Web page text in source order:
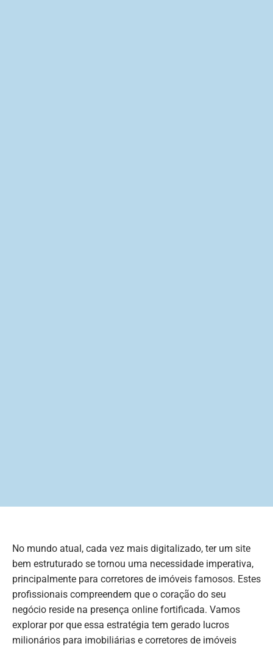
No mundo atual, cada vez mais digitalizado, ter um site
bem estruturado se tornou uma necessidade imperativa,
principalmente para corretores de imóveis famosos. Estes
profissionais compreendem que o coração do seu
negócio reside na presença online fortificada. Vamos
explorar por que essa estratégia tem gerado lucros
milionários para imobiliárias e corretores de imóveis